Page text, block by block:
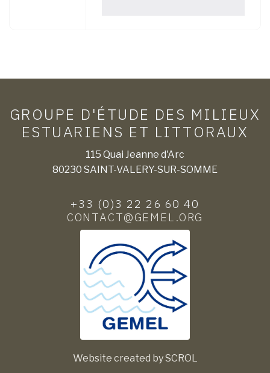
GROUPE D'ÉTUDE DES MILIEUX
ESTUARIENS ET LITTORAUX
115 Quai Jeanne d'Arc
80230 SAINT-VALERY-SUR-SOMME
+33 (0)3 22 26 60 40
CONTACT@GEMEL.ORG
Website created by SCROL